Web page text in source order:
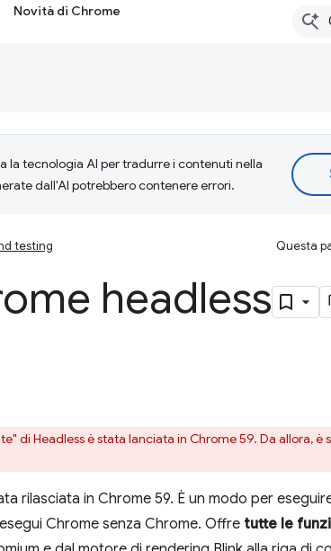
Novità di Chrome
la tecnologia AI per tradurre i contenuti nella
dall'AI potrebbero contenere errori.
testing Questa
headless
di Headless è stata lanciata in Chrome 59. Da allora, è
rilasciata in Chrome 59. È un modo per
Chrome senza Chrome. Offre tutte le